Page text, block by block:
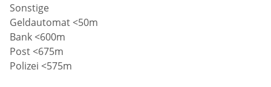
Sonstige
Geldautomat <50m
Bank <600m
Post <675m
Polizei <575m